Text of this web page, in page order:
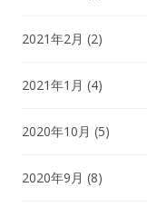
2021年2月 (2)
2021年1月 (4)
2020年10月 (5)
2020年9月 (8)